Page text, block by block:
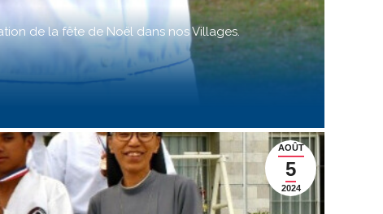
de la fête de Noël dans nos Villages.
AOÛT
5
2024